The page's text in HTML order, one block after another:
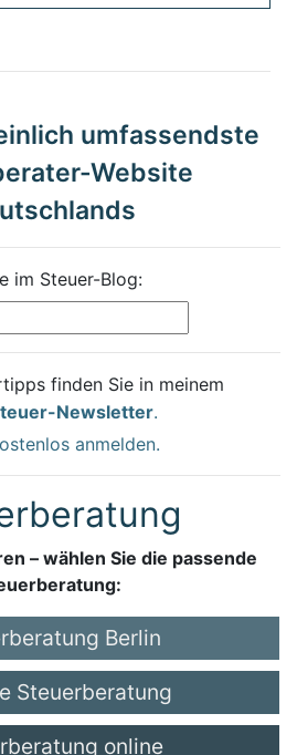
umfassendste
Website
im Steuer-Blog:
finden Sie in meinem
Newsletter.
anmelden.
– wählen Sie die passende
Berlin
Steuerberatung
online